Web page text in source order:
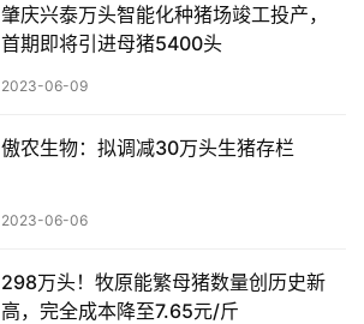
肇庆兴泰万头智能化种猪场竣工投产，
首期即将引进母猪5400头
2023-06-09
傲农生物：拟调减30万头生猪存栏
2023-06-06
298万头！牧原能繁母猪数量创历史新
高，完全成本降至7.65元/斤